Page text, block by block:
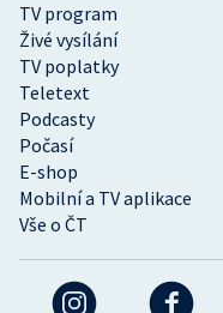
TV program
Živé vysílání
TV poplatky
Teletext
Podcasty
Počasí
E-shop
Mobilní a TV aplikace
Vše o ČT